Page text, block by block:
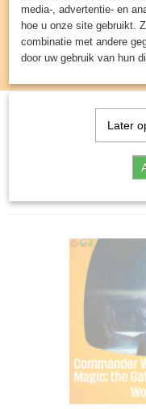
Inloggen Registreren
media-, advertentie- en
hoe u onze site gebruikt.
combinatie met andere
door uw gebruik van hun
Later